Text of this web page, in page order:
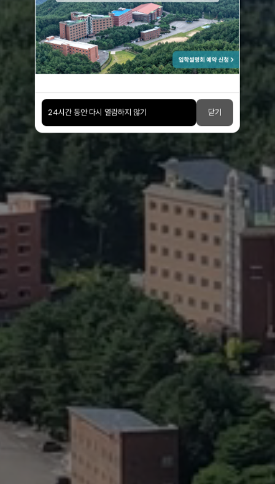
24시간 동안 다시 열람하지 않기 닫기
강한 마인드가 세상을 이끈다